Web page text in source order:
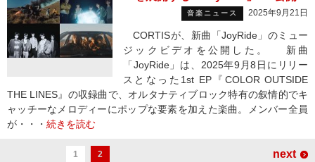
音楽ニュース 2025年9月21日
CORTISが、新曲「JoyRide」のミュー
ジックビデオを公開した。 新曲
「JoyRide」は、2025年9月8日にリリー
スとなった1st EP『COLOR OUTSIDE
THE LINES』の収録曲で、オルタナティブロック特有の叙情的でキ
ャッチーなメロディーにポップな要素を加えた楽曲。メンバー全員
が・・・ 続きを読む
1 2 next